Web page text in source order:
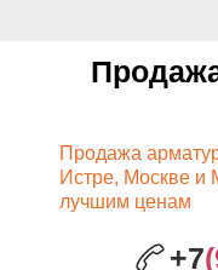
Продажа
Истре, Москве и
лучшим ценам
+7